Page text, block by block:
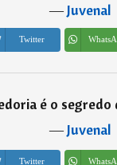
―Juvenal
Twitter
é o segredo
―Juvenal
Twitter